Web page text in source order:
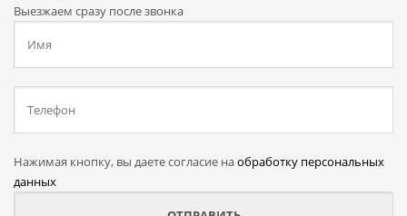
Выезжаем сразу после звонка
Нажимая кнопку, вы даете согласие наобработку персональных
данных